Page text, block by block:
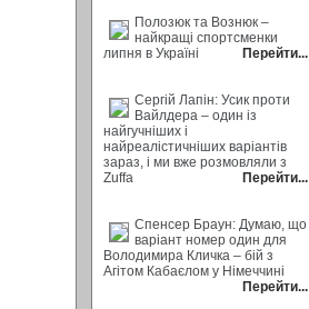
Полозюк та Вознюк –
найкращі спортсменки
липня в Україні
Перейти...
Сергій Лапін: Усик проти
Вайлдера – один із
найгучніших і
найреалістичніших варіантів
зараз, і ми вже розмовляли з
Zuffa
Перейти...
Спенсер Браун: Думаю, що
варіант номер один для
Володимира Кличка – бій з
Агітом Кабаєлом у Німеччині
Перейти...